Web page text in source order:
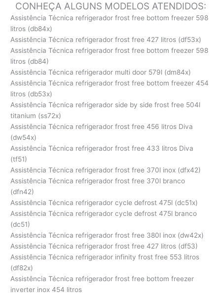
CONHEÇA ALGUNS MODELOS ATENDIDOS:
Assistência Técnica refrigerador frost free bottom freezer 598
litros (db84x)
Assistência Técnica refrigerador frost free 427 litros (df53x)
Assistência Técnica refrigerador frost free bottom freezer 598
litros (db84)
Assistência Técnica refrigerador multi door 579l (dm84x)
Assistência Técnica refrigerador frost free bottom freezer 454
litros (db53x)
Assistência Técnica refrigerador side by side frost free 504l
titanium (ss72x)
Assistência Técnica refrigerador frost free 456 litros Diva
(dw54x)
Assistência Técnica refrigerador frost free 433 litros Diva
(tf51)
Assistência Técnica refrigerador frost free 370l inox (dfx42)
Assistência Técnica refrigerador frost free 370l branco
(dfn42)
Assistência Técnica refrigerador cycle defrost 475l (dc51x)
Assistência Técnica refrigerador cycle defrost 475l branco
(dc51)
Assistência Técnica refrigerador frost free 380l inox (dw42x)
Assistência Técnica refrigerador frost free 427 litros (df53)
Assistência Técnica refrigerador infinity frost free 553 litros
(df82x)
Assistência Técnica refrigerador frost free bottom freezer
inverter inox 454 litros